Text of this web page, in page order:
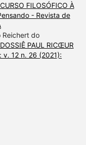
FILOSÓFICO À
- Revista de
Reichert do
PAUL RICŒUR
v. 12 n. 26 (2021):